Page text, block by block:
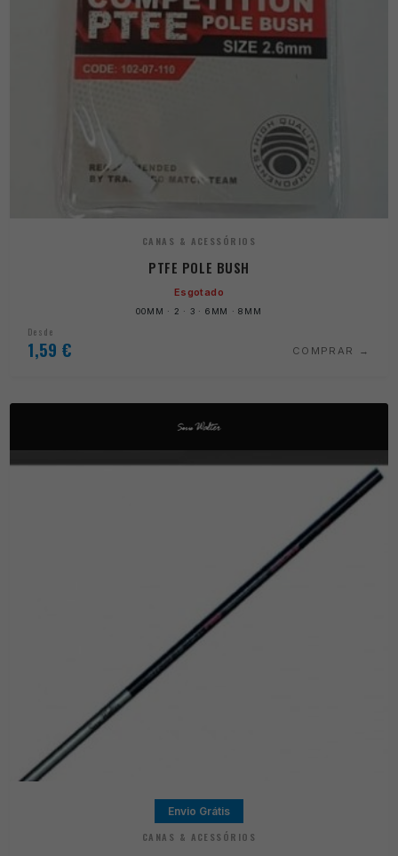
CANAS & ACESSÓRIOS
PTFE POLE BUSH
Esgotado
00MM · 2 · 3 · 6MM · 8MM
Desde
1,59 € COMPRAR
Envio Grátis
CANAS & ACESSÓRIOS